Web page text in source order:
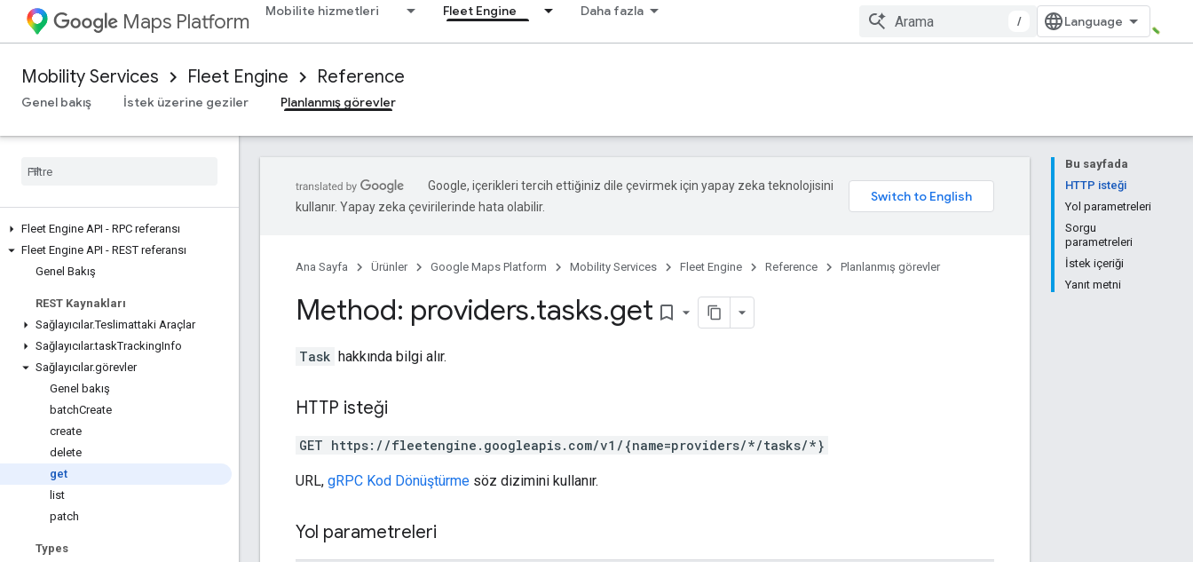
Maps Platform Mobilite hizmetleri Fleet Engine Daha fazla
/
Mobility Services Fleet Engine Reference
Genel bakış İstek üzerine geziler Planlanmış görevler
Fleet Engine API - RPC referansı
Fleet Engine API - REST referansı
Genel Bakış
REST Kaynakları
Sağlayıcılar.Teslimattaki Araçlar
Sağlayıcılar.taskTrackingInfo
Sağlayıcılar.görevler
Genel bakış
batchCreate
create
delete
get
list
patch
Types
Bu sayfada
HTTP isteği
Yol parametreleri
Sorgu
parametreleri
İstek içeriği
Yanıt metni
Google, içerikleri tercih ettiğiniz dile çevirmek için yapay zeka teknolojisini
kullanır. Yapay zeka çevirilerinde hata olabilir.
Ana Sayfa Ürünler Google Maps Platform Mobility Services Fleet Engine Reference Planlanmış görevler
Method: providers.tasks.get bookmark_border
Task hakkında bilgi alır.
HTTP isteği
GET https://fleetengine.googleapis.com/v1/{name=providers/*/tasks/*}
URL, gRPC Kod Dönüştürme söz dizimini kullanır.
Yol parametreleri